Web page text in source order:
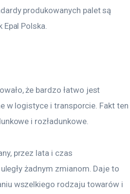
produkowanych palet są
Polska.
że bardzo łatwo jest
w logistyce i transporcie. Fakt ten
i rozładunkowe.
przez lata i czas
żadnym zmianom. Daje to
wszelkiego rodzaju towarów i